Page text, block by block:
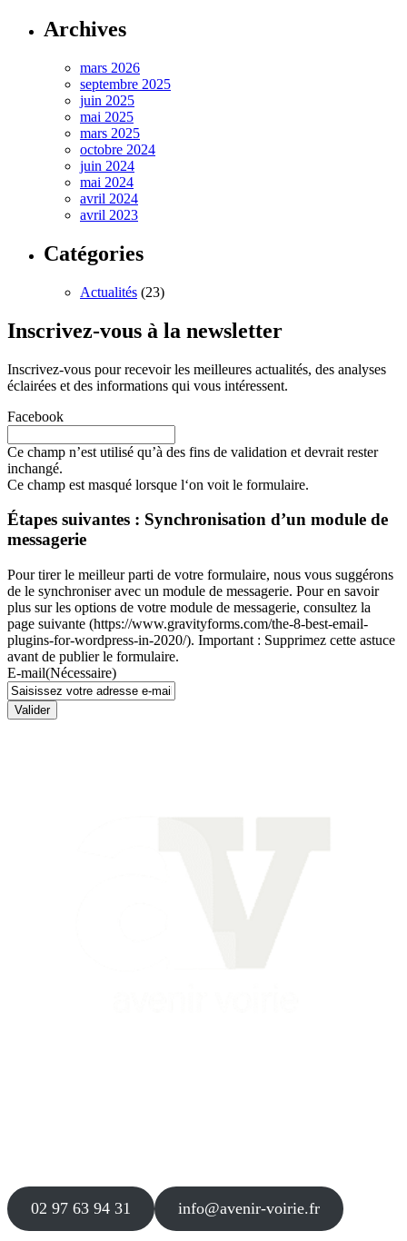
Archives
mars 2026
septembre 2025
juin 2025
mai 2025
mars 2025
octobre 2024
juin 2024
mai 2024
avril 2024
avril 2023
Catégories
Actualités (23)
Inscrivez-vous à la newsletter
Inscrivez-vous pour recevoir les meilleures actualités, des analyses
éclairées et des informations qui vous intéressent.
Facebook
Ce champ n’est utilisé qu’à des fins de validation et devrait rester
inchangé.
Ce champ est masqué lorsque l‘on voit le formulaire.
Étapes suivantes : Synchronisation d’un module de
messagerie
Pour tirer le meilleur parti de votre formulaire, nous vous suggérons
de le synchroniser avec un module de messagerie. Pour en savoir
plus sur les options de votre module de messagerie, consultez la
page suivante (https://www.gravityforms.com/the-8-best-email-
plugins-for-wordpress-in-2020/). Important : Supprimez cette astuce
avant de publier le formulaire.
E-mail(Nécessaire)
Valider
02 97 63 94 31 info@avenir-voirie.fr